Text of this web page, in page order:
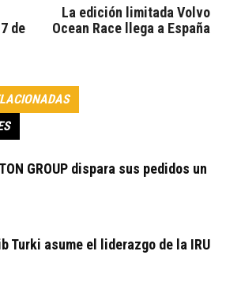
de
La edición limitada Volvo
Ocean Race llega a España
GROUP dispara sus pedidos un
Turki asume el liderazgo de la IRU